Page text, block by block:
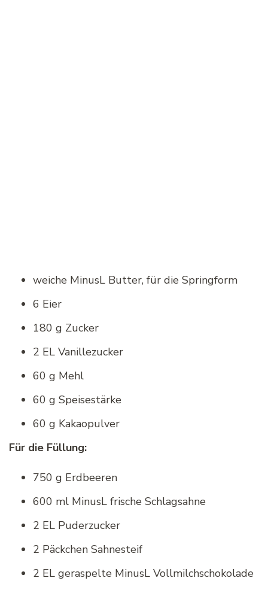
weiche MinusL Butter, für die Springform
6 Eier
180 g Zucker
2 EL Vanillezucker
60 g Mehl
60 g Speisestärke
60 g Kakaopulver
Für die Füllung:
750 g Erdbeeren
600 ml MinusL frische Schlagsahne
2 EL Puderzucker
2 Päckchen Sahnesteif
2 EL geraspelte MinusL Vollmilchschokolade